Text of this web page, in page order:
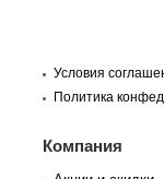
Условия
Политика
Компания